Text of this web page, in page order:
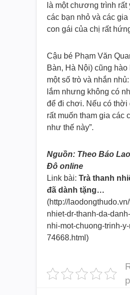
là một chương trình rất
các bạn nhỏ và các
con gái của chị rất
Cậu bé Phạm Văn
Bàn, Hà Nội) cũng
một số trò và nhắn
lắm nhưng không có
để đi chơi. Nếu có thời
rất muốn tham gia các
như thế này”.
Nguồn: Theo Báo
Đô online
Link bài: Trà thanh
đã dành tặng…
(http://
nhiet-dr-thanh-da-
nhi-mot-chuong-trinh-y-
74668.html)